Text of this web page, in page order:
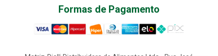
Formas de Pagamento